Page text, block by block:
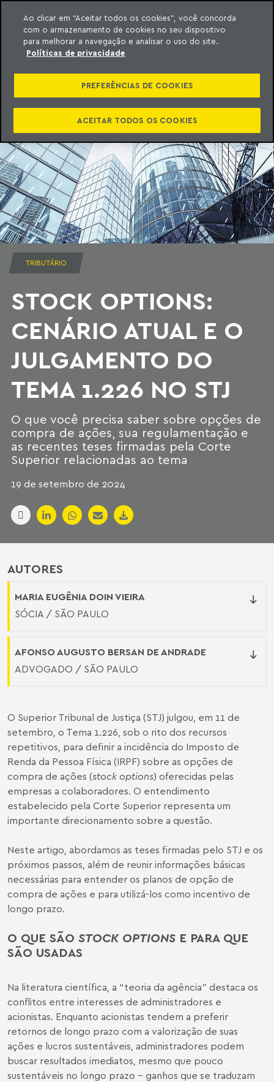
o conteúdo
Machado Meyer
TRIBUTÁRIO
STOCK OPTIONS:
CENÁRIO ATUAL E O
JULGAMENTO DO
TEMA 1.226 NO STJ
O que você precisa saber sobre opções de
compra de ações, sua regulamentação e
as recentes teses firmadas pela Corte
Superior relacionadas ao tema
19 de setembro de 2024
AUTORES
MARIA EUGÊNIA DOIN VIEIRA
SÓCIA / SÃO PAULO
AFONSO AUGUSTO BERSAN DE ANDRADE
ADVOGADO / SÃO PAULO
O Superior Tribunal de Justiça (STJ) julgou, em 11 de
setembro, o Tema 1.226 , sob o rito dos recursos
repetitivos, para definir a incidência do Imposto de
Renda da Pessoa Física (IRPF) sobre as opções de
compra de ações (stock options) oferecidas pelas
empresas a colaboradores. O entendimento
estabelecido pela Corte Superior representa um
importante direcionamento sobre a questão.
Neste artigo, abordamos as teses firmadas pelo STJ e os
próximos passos, além de reunir informações básicas
necessárias para entender os planos de opção de
compra de ações e para utilizá-los como incentivo de
longo prazo.
O QUE SÃO STOCK OPTIONS E PARA QUE
SÃO USADAS
Na literatura científica, a “teoria da agência” destaca os
conflitos entre interesses de administradores e
acionistas. Enquanto acionistas tendem a preferir
retornos de longo prazo com a valorização de suas
ações e lucros sustentáveis, administradores podem
buscar resultados imediatos, mesmo que pouco
sustentáveis no longo prazo – ganhos que se traduzam
Ao clicar em “Aceitar todos os cookies”, você concorda
com o armazenamento de cookies no seu dispositivo
para melhorar a navegação e analisar o uso do site.
Políticas de privacidade
PREFERÊNCIAS DE COOKIES
ACEITAR TODOS OS COOKIES